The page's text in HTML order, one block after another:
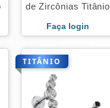
de Zircônias Titânio
Faça login
TITÂNIO